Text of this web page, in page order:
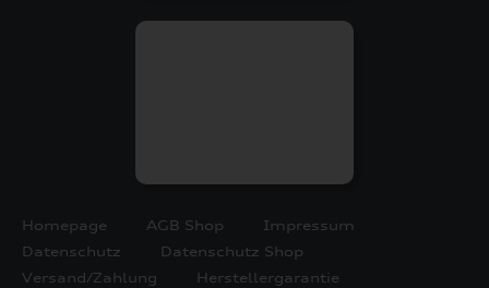
Homepage AGB Shop
Impressum
Datenschutz
Datenschutz Shop
Versand/Zahlung
Herstellergarantie